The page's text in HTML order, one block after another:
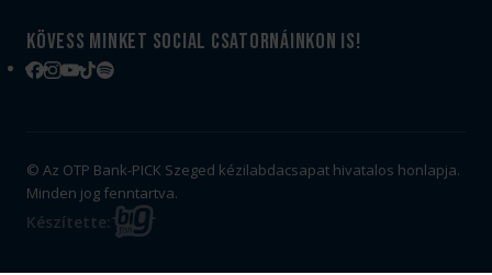
Kövess minket social csatornáinkon is!
Facebook
Instagram
YouTube
TikTokSpotify
© Az OTP Bank-PICK Szeged kézilabdacsapat hivatalos honlapja.
Minden jog fenntartva.
Készítette: BIG
FISH